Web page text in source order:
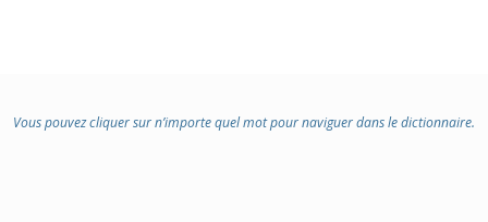
Vous pouvez cliquer sur n’importe quel mot pour naviguer dans le dictionnaire.